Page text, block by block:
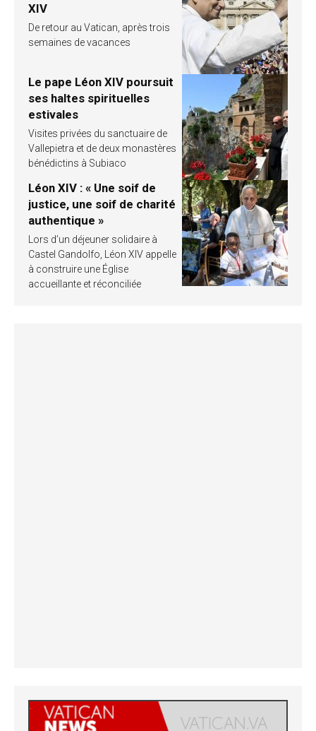
XIV
De retour au Vatican, après trois
semaines de vacances
Le pape Léon XIV poursuit
ses haltes spirituelles
estivales
Visites privées du sanctuaire de
Vallepietra et de deux monastères
bénédictins à Subiaco
Léon XIV : « Une soif de
justice, une soif de charité
authentique »
Lors d’un déjeuner solidaire à
Castel Gandolfo, Léon XIV appelle
à construire une Église
accueillante et réconciliée